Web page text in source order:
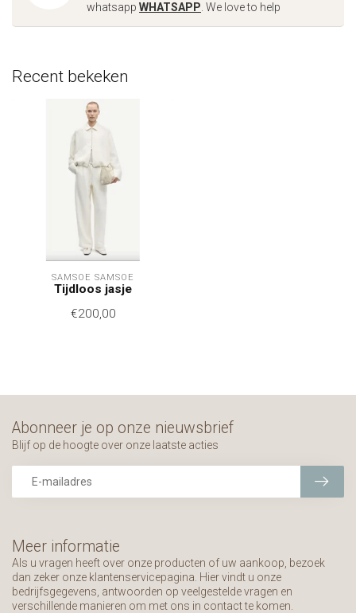
whatsapp WHATSAPP . We love to help
Recent bekeken
SAMSOE SAMSOE
Tijdloos jasje
€200,00
Meer informatie
Als u vragen heeft over onze producten of uw aankoop, bezoek
dan zeker onze klantenservicepagina. Hier vindt u onze
bedrijfsgegevens, antwoorden op veelgestelde vragen en
verschillende manieren om met ons in contact te komen.
Abonneer je op onze nieuwsbrief
Blijf op de hoogte over onze laatste acties